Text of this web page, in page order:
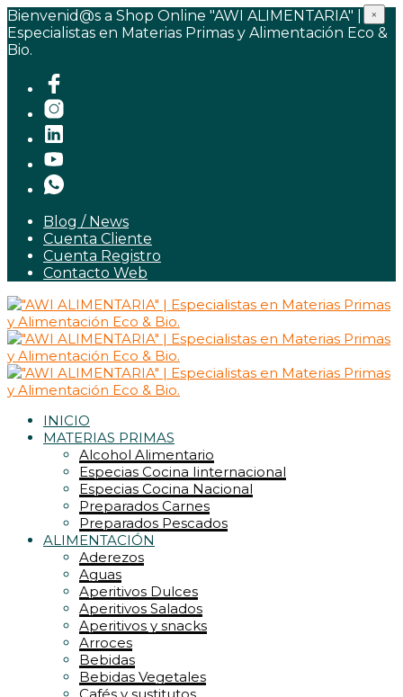
Bienvenid@s a Shop Online "AWI ALIMENTARIA" |
Especialistas en Materias Primas y Alimentación Eco &
Bio.
Blog / News
Cuenta Cliente
Cuenta Registro
Contacto Web
INICIO
MATERIAS PRIMAS
Alcohol Alimentario
Especias Cocina Iinternacional
Especias Cocina Nacional
Preparados Carnes
Preparados Pescados
ALIMENTACIÓN
Aderezos
Aguas
Aperitivos Dulces
Aperitivos Salados
Aperitivos y snacks
Arroces
Bebidas
Bebidas Vegetales
×